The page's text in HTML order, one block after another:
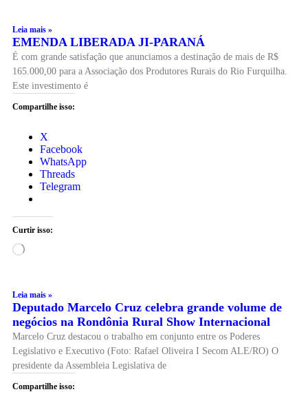
Leia mais »
EMENDA LIBERADA JI-PARANÁ
É com grande satisfação que anunciamos a destinação de mais de R$
165.000,00 para a Associação dos Produtores Rurais do Rio Furquilha.
Este investimento é
Compartilhe isso:
X
Facebook
WhatsApp
Threads
Telegram
Curtir isso:
Leia mais »
Deputado Marcelo Cruz celebra grande volume de
negócios na Rondônia Rural Show Internacional
Marcelo Cruz destacou o trabalho em conjunto entre os Poderes
Legislativo e Executivo (Foto: Rafael Oliveira I Secom ALE/RO) O
presidente da Assembleia Legislativa de
Compartilhe isso: